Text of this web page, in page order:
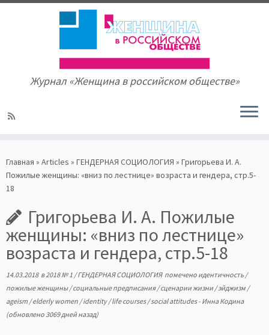
to
content
Журнал «Женщина в российском обществе»
Главная » Articles » ГЕНДЕРНАЯ СОЦИОЛОГИЯ » Григорьева И. А.
Пожилые женщины: «вниз по лестнице» возраста и гендера, стр.5-
18
Григорьева И. А. Пожилые
женщины: «вниз по лестнице»
возраста и гендера, стр.5-18
14.03.2018в2018 № 1 /ГЕНДЕРНАЯ СОЦИОЛОГИЯ помечено идентичность /
пожилые женщины/социальные предписания/сценарии жизни /эйджизм /
ageism /elderly women /identity/life courses/social attitudes- Инна Кодина
(обновлено 3069 дней назад)